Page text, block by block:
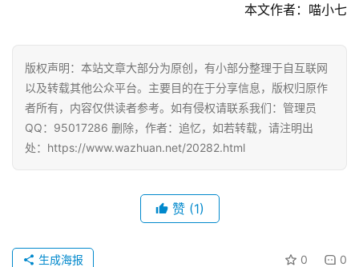
本文作者：喵小七
版权声明：本站文章大部分为原创，有小部分整理于自互联网
以及转载其他公众平台。主要目的在于分享信息，版权归原作
者所有，内容仅供读者参考。如有侵权请联系我们：管理员
QQ：95017286 删除，作者：追忆，如若转载，请注明出
处：https://www.wazhuan.net/20282.html
赞 (1)
0 0
生成海报